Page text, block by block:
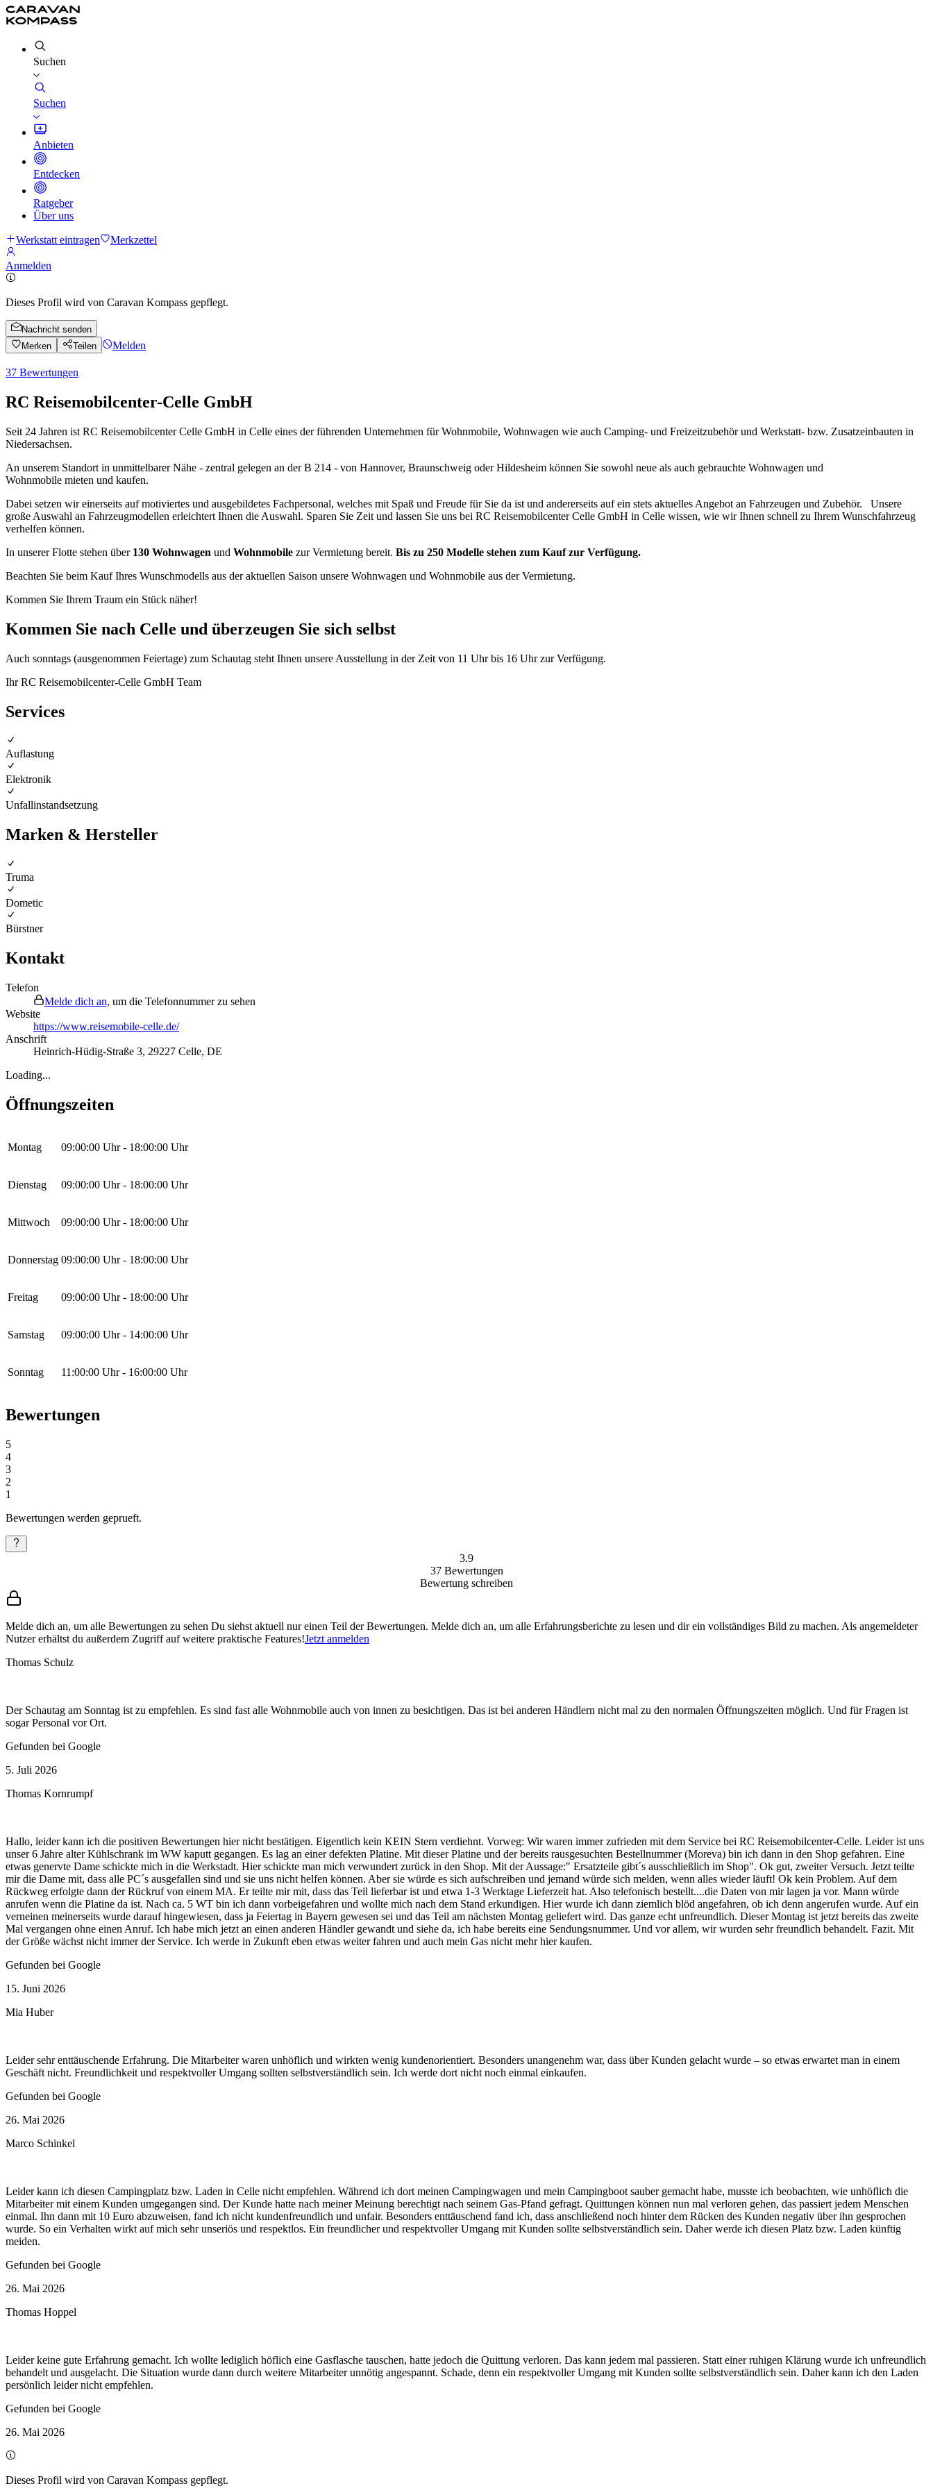
Suchen
Suchen
Anbieten
Entdecken
Ratgeber
Über uns
Werkstatt eintragen Merkzettel
Anmelden
Dieses Profil wird von Caravan Kompass gepflegt.
Nachricht senden
Merken
Teilen Melden
37 Bewertungen
RC Reisemobilcenter-Celle GmbH
Seit 24 Jahren ist RC Reisemobilcenter Celle GmbH in Celle eines der führenden Unternehmen für Wohnmobile, Wohnwagen wie auch Camping- und Freizeitzubehör und Werkstatt- bzw. Zusatzeinbauten in
Niedersachsen.
An unserem Standort in unmittelbarer Nähe - zentral gelegen an der B 214 - von Hannover, Braunschweig oder Hildesheim können Sie sowohl neue als auch gebrauchte Wohnwagen und
Wohnmobile mieten und kaufen.
Dabei setzen wir einerseits auf motiviertes und ausgebildetes Fachpersonal, welches mit Spaß und Freude für Sie da ist und andererseits auf ein stets aktuelles Angebot an Fahrzeugen und Zubehör. Unsere
große Auswahl an Fahrzeugmodellen erleichtert Ihnen die Auswahl. Sparen Sie Zeit und lassen Sie uns bei RC Reisemobilcenter Celle GmbH in Celle wissen, wie wir Ihnen schnell zu Ihrem Wunschfahrzeug
verhelfen können.
In unserer Flotte stehen über 130 Wohnwagen und Wohnmobile zur Vermietung bereit. Bis zu 250 Modelle stehen zum Kauf zur Verfügung.
Beachten Sie beim Kauf Ihres Wunschmodells aus der aktuellen Saison unsere Wohnwagen und Wohnmobile aus der Vermietung.
Kommen Sie Ihrem Traum ein Stück näher!
Kommen Sie nach Celle und überzeugen Sie sich selbst
Auch sonntags (ausgenommen Feiertage) zum Schautag steht Ihnen unsere Ausstellung in der Zeit von 11 Uhr bis 16 Uhr zur Verfügung.
Ihr RC Reisemobilcenter-Celle GmbH Team
Services
Auflastung
Elektronik
Unfallinstandsetzung
Marken & Hersteller
Truma
Dometic
Bürstner
Kontakt
Telefon
Melde dich an, um die Telefonnummer zu sehen
Website
https://www.reisemobile-celle.de/
Anschrift
Heinrich-Hüdig-Straße 3, 29227 Celle, DE
Loading...
Öffnungszeiten
Montag 09:00:00 Uhr - 18:00:00 Uhr
Dienstag 09:00:00 Uhr - 18:00:00 Uhr
Mittwoch 09:00:00 Uhr - 18:00:00 Uhr
Donnerstag 09:00:00 Uhr - 18:00:00 Uhr
Freitag 09:00:00 Uhr - 18:00:00 Uhr
Samstag 09:00:00 Uhr - 14:00:00 Uhr
Sonntag 11:00:00 Uhr - 16:00:00 Uhr
Bewertungen
5
4
3
2
1
Bewertungen werden geprueft.
3.9
37Bewertungen
Bewertung schreiben
Melde dich an, um alle Bewertungen zu sehen Du siehst aktuell nur einen Teil der Bewertungen. Melde dich an, um alle Erfahrungsberichte zu lesen und dir ein vollständiges Bild zu machen. Als angemeldeter
Nutzer erhältst du außerdem Zugriff auf weitere praktische Features!Jetzt anmelden
Thomas Schulz
Der Schautag am Sonntag ist zu empfehlen. Es sind fast alle Wohnmobile auch von innen zu besichtigen. Das ist bei anderen Händlern nicht mal zu den normalen Öffnungszeiten möglich. Und für Fragen ist
sogar Personal vor Ort.
Gefunden bei Google
5. Juli 2026
Thomas Kornrumpf
Hallo, leider kann ich die positiven Bewertungen hier nicht bestätigen. Eigentlich kein KEIN Stern verdiehnt. Vorweg: Wir waren immer zufrieden mit dem Service bei RC Reisemobilcenter-Celle. Leider ist uns
unser 6 Jahre alter Kühlschrank im WW kaputt gegangen. Es lag an einer defekten Platine. Mit dieser Platine und der bereits rausgesuchten Bestellnummer (Moreva) bin ich dann in den Shop gefahren. Eine
etwas genervte Dame schickte mich in die Werkstadt. Hier schickte man mich verwundert zurück in den Shop. Mit der Aussage:" Ersatzteile gibt´s ausschließlich im Shop". Ok gut, zweiter Versuch. Jetzt teilte
mir die Dame mit, dass alle PC´s ausgefallen sind und sie uns nicht helfen können. Aber sie würde es sich aufschreiben und jemand würde sich melden, wenn alles wieder läuft! Ok kein Problem. Auf dem
Rückweg erfolgte dann der Rückruf von einem MA. Er teilte mir mit, dass das Teil lieferbar ist und etwa 1-3 Werktage Lieferzeit hat. Also telefonisch bestellt....die Daten von mir lagen ja vor. Mann würde
anrufen wenn die Platine da ist. Nach ca. 5 WT bin ich dann vorbeigefahren und wollte mich nach dem Stand erkundigen. Hier wurde ich dann ziemlich blöd angefahren, ob ich denn angerufen wurde. Auf ein
verneinen meinerseits wurde darauf hingewiesen, dass ja Feiertag in Bayern gewesen sei und das Teil am nächsten Montag geliefert wird. Das ganze echt unfreundlich. Dieser Montag ist jetzt bereits das zweite
Mal vergangen ohne einen Anruf. Ich habe mich jetzt an einen anderen Händler gewandt und siehe da, ich habe bereits eine Sendungsnummer. Und vor allem, wir wurden sehr freundlich behandelt. Fazit. Mit
der Größe wächst nicht immer der Service. Ich werde in Zukunft eben etwas weiter fahren und auch mein Gas nicht mehr hier kaufen.
Gefunden bei Google
15. Juni 2026
Mia Huber
Leider sehr enttäuschende Erfahrung. Die Mitarbeiter waren unhöflich und wirkten wenig kundenorientiert. Besonders unangenehm war, dass über Kunden gelacht wurde – so etwas erwartet man in einem
Geschäft nicht. Freundlichkeit und respektvoller Umgang sollten selbstverständlich sein. Ich werde dort nicht noch einmal einkaufen.
Gefunden bei Google
26. Mai 2026
Marco Schinkel
Leider kann ich diesen Campingplatz bzw. Laden in Celle nicht empfehlen. Während ich dort meinen Campingwagen und mein Campingboot sauber gemacht habe, musste ich beobachten, wie unhöflich die
Mitarbeiter mit einem Kunden umgegangen sind. Der Kunde hatte nach meiner Meinung berechtigt nach seinem Gas-Pfand gefragt. Quittungen können nun mal verloren gehen, das passiert jedem Menschen
einmal. Ihn dann mit 10 Euro abzuweisen, fand ich nicht kundenfreundlich und unfair. Besonders enttäuschend fand ich, dass anschließend noch hinter dem Rücken des Kunden negativ über ihn gesprochen
wurde. So ein Verhalten wirkt auf mich sehr unseriös und respektlos. Ein freundlicher und respektvoller Umgang mit Kunden sollte selbstverständlich sein. Daher werde ich diesen Platz bzw. Laden künftig
meiden.
Gefunden bei Google
26. Mai 2026
Thomas Hoppel
Leider keine gute Erfahrung gemacht. Ich wollte lediglich höflich eine Gasflasche tauschen, hatte jedoch die Quittung verloren. Das kann jedem mal passieren. Statt einer ruhigen Klärung wurde ich unfreundlich
behandelt und ausgelacht. Die Situation wurde dann durch weitere Mitarbeiter unnötig angespannt. Schade, denn ein respektvoller Umgang mit Kunden sollte selbstverständlich sein. Daher kann ich den Laden
persönlich leider nicht empfehlen.
Gefunden bei Google
26. Mai 2026
Dieses Profil wird von Caravan Kompass gepflegt.